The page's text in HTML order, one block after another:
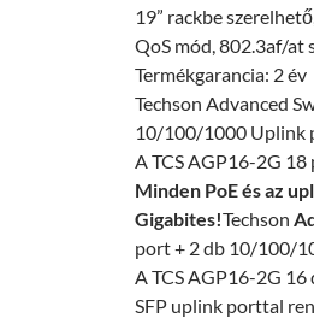
19” rackbe
QoS mód, 802.3af/at
Termékgarancia: 2 év
Techson Advanced
10/100/1000 Uplink
A TCS AGP16-2G
Minden PoE és az
Gigabites!Techson
port + 2 db 10/100/
A TCS AGP16-2G
SFP uplink porttal